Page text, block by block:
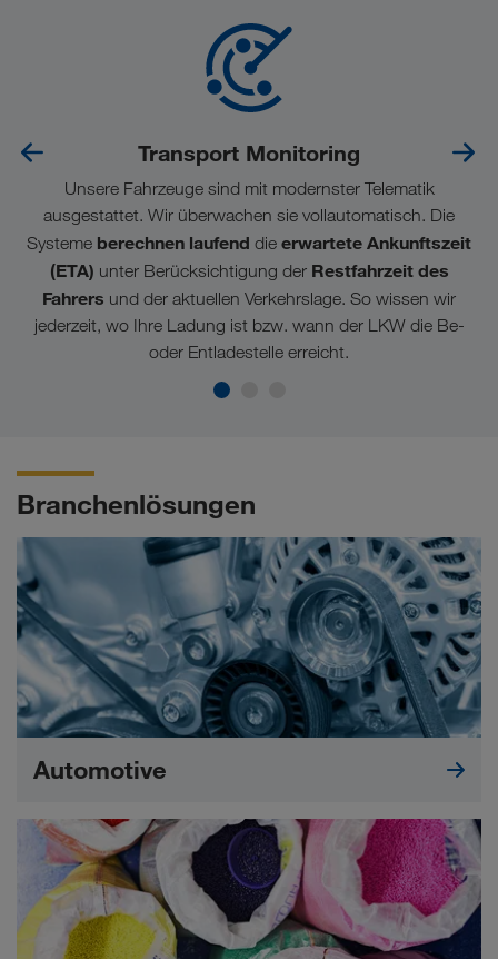
Transport Monitoring
Unsere Fahrzeuge sind mit modernster Telematik
ausgestattet. Wir überwachen sie vollautomatisch. Die
Systeme berechnen laufend die erwartete Ankunftszeit
(ETA) unter Berücksichtigung der Restfahrzeit des
Fahrers und der aktuellen Verkehrslage. So wissen wir
jederzeit, wo Ihre Ladung ist bzw. wann der LKW die Be-
oder Entladestelle erreicht.
Branchenlösungen
Automotive